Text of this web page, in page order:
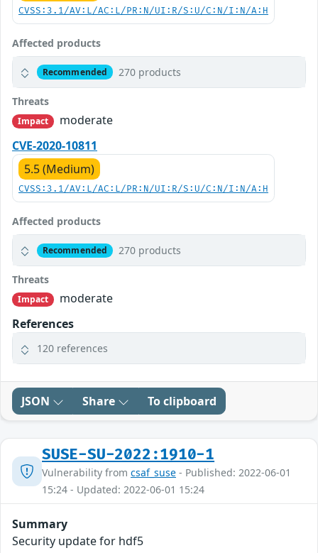
CVSS:3.1/AV:L/AC:L/PR:N/UI:R/S:U/C:N/I:N/A:H
Affected products
Recommended 270 products
Threats
Impact
moderate
CVE-2020-10811
5.5 (Medium)
CVSS:3.1/AV:L/AC:L/PR:N/UI:R/S:U/C:N/I:N/A:H
Affected products
Recommended 270 products
Threats
Impact
moderate
References
120 references
JSON Share To clipboard
SUSE-SU-2022:1910-1
Vulnerability from csaf_suse - Published: 2022-06-01
15:24 - Updated: 2022-06-01 15:24
Summary
Security update for hdf5